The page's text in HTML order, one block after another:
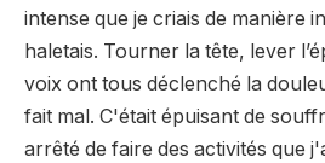
intense que je criais de manière
haletais. Tourner la tête, lever
voix ont tous déclenché la
fait mal. C'était épuisant de
arrêté de faire des activités que